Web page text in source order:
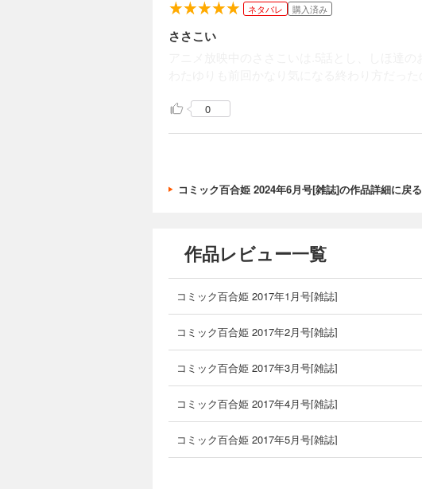
ネタバレ 購入済み
ささこい
0
コミック百合姫 2024年6月号[雑誌]の作品詳細に戻る
作品レビュー一覧
コミック百合姫 2017年1月号[雑誌]
コミック百合姫 2017年2月号[雑誌]
コミック百合姫 2017年3月号[雑誌]
コミック百合姫 2017年4月号[雑誌]
コミック百合姫 2017年5月号[雑誌]